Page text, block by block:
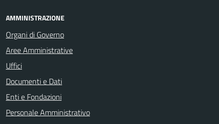
AMMINISTRAZIONE
Organi di Governo
Aree Amministrative
Uffici
Documenti e Dati
Enti e Fondazioni
Personale Amministrativo